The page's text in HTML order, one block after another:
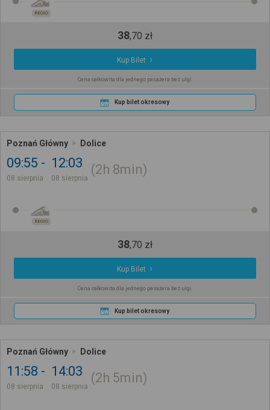
REGIO
38,70 zł
Kup Bilet
Cena całkowita dla jednego pasażera bez ulgi
Kup bilet okresowy
Poznań Główny Dolice
09:55
08 sierpnia
12:03
08 sierpnia
2h 8min
REGIO
38,70 zł
Kup Bilet
Cena całkowita dla jednego pasażera bez ulgi
Kup bilet okresowy
Poznań Główny Dolice
11:58
08 sierpnia
14:03
08 sierpnia
2h 5min